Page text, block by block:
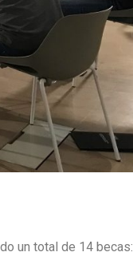
un total de 14 becas: